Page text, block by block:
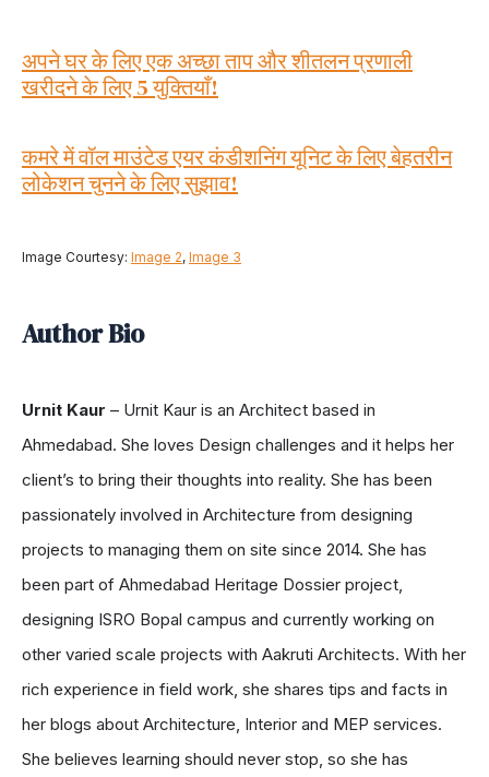
अपने घर के लिए एक अच्छा ताप और शीतलन प्रणाली
खरीदने के लिए 5 युक्तियाँ!
कमरे में वॉल माउंटेड एयर कंडीशनिंग यूनिट के लिए बेहतरीन
लोकेशन चुनने के लिए सुझाव!
Image Courtesy: Image 2, Image 3
Author Bio
Urnit Kaur – Urnit Kaur is an Architect based in
Ahmedabad. She loves Design challenges and it helps her
client’s to bring their thoughts into reality. She has been
passionately involved in Architecture from designing
projects to managing them on site since 2014. She has
been part of Ahmedabad Heritage Dossier project,
designing ISRO Bopal campus and currently working on
other varied scale projects with Aakruti Architects. With her
rich experience in field work, she shares tips and facts in
her blogs about Architecture, Interior and MEP services.
She believes learning should never stop, so she has